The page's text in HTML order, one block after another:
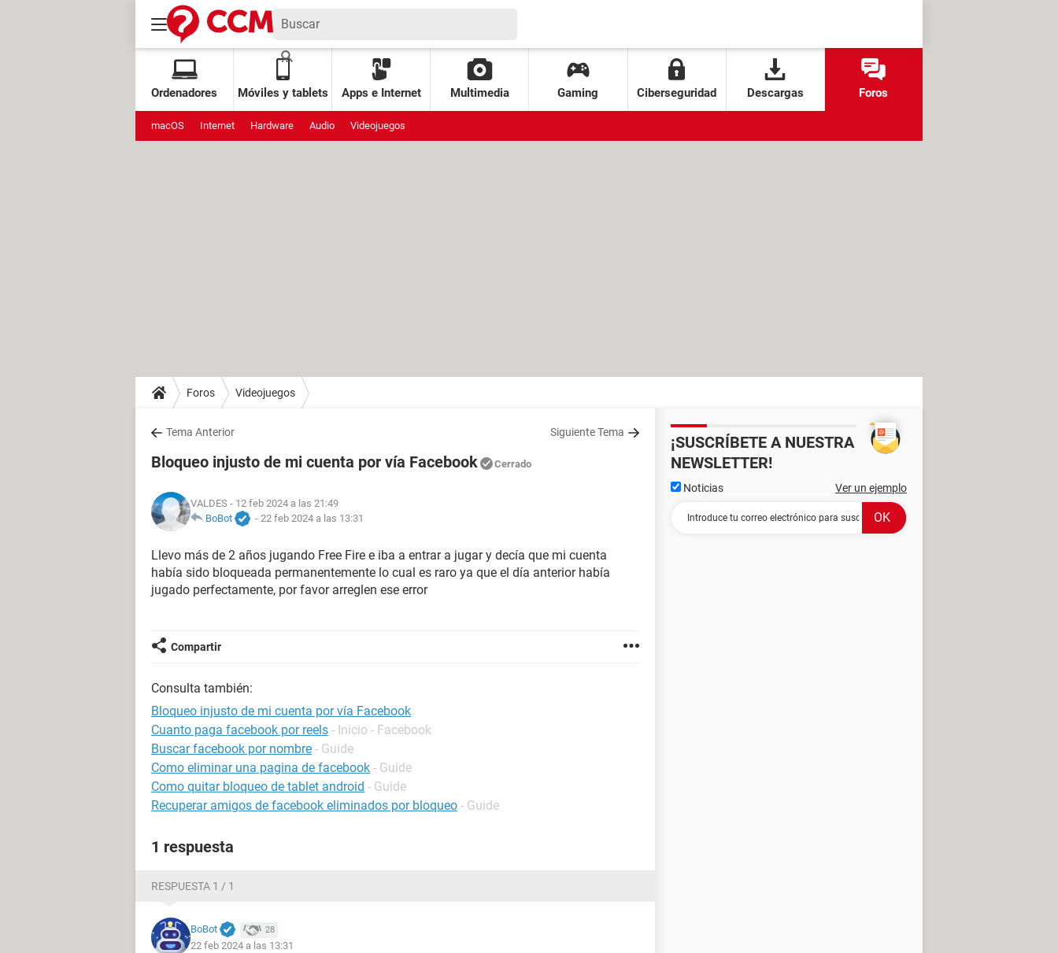
Ordenadores Móviles y tablets Apps e Internet Multimedia Gaming Ciberseguridad Descargas Foros
macOS Internet Hardware Audio Videojuegos
Foros Videojuegos
Tema Anterior Siguiente Tema
Bloqueo injusto de mi cuenta por vía Facebook Cerrado
VALDES - 12 feb 2024 a las 21:49
BoBot
- 22 feb 2024 a las 13:31
Llevo más de 2 años jugando Free Fire e iba a entrar a jugar y decía que mi cuenta
había sido bloqueada permanentemente lo cual es raro ya que el día anterior había
jugado perfectamente, por favor arreglen ese error
Compartir
Consulta también:
Bloqueo injusto de mi cuenta por vía Facebook
Cuanto paga facebook por reels - Inicio - Facebook
Buscar facebook por nombre - Guide
Como eliminar una pagina de facebook - Guide
Como quitar bloqueo de tablet android - Guide
Recuperar amigos de facebook eliminados por bloqueo - Guide
1 respuesta
RESPUESTA 1 / 1
BoBot 28
22 feb 2024 a las 13:31
¡SUSCRÍBETE A NUESTRA
NEWSLETTER!
Noticias Ver un ejemplo